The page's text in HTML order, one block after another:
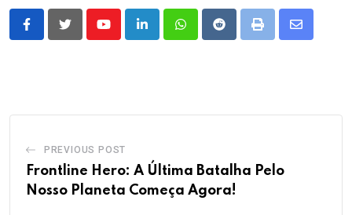
YoutubeLinkedInWhatsappRedditPrint
Share
PREVIOUS POST
Frontline Hero: A Última Batalha Pelo
Nosso Planeta Começa Agora!